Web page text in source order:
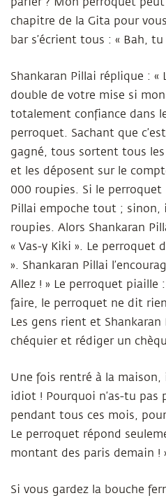
chapitre de la Gita pour
bar s’écrient tous : « Bah,
Shankaran Pillai réplique : «
double de votre mise si
totalement confiance dans
perroquet. Sachant que
gagné, tous sortent tous
et les déposent sur le
000 roupies. Si le perroquet
Pillai empoche tout ; sinon,
roupies. Alors Shankaran
« Vas-y Kiki ». Le
». Shankaran Pillai
Allez ! » Le perroquet piaille
faire, le perroquet ne dit
Les gens rient et
chéquier et rédiger un
Une fois rentré à la maison,
idiot ! Pourquoi n’as-tu pas
pendant tous ces mois,
Le perroquet répond
montant des paris demain !
Si vous gardez la bouche